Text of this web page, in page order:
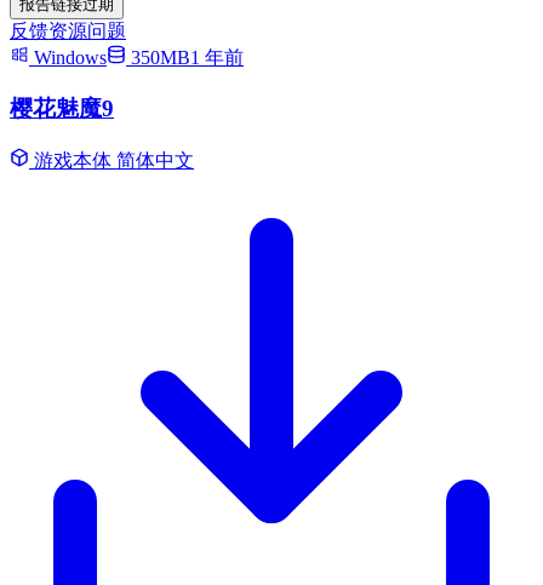
报告链接过期
反馈资源问题
Windows
350MB1 年前
樱花魅魔9
游戏本体 简体中文